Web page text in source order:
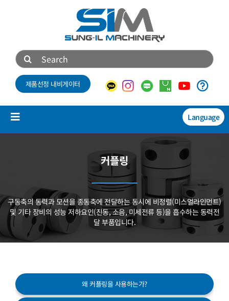
기
검
색:
제품선정 내비게이터
Toggle
기술자료
회사소개
고객센터
Language
커플링
구동축의 동력과 모션을 종동축에 전달하는 동시에 비정렬(미스얼라인먼트)
및 기타 장비의 성능 저하요인(진동, 소음, 미세전류 등)을 흡수하는 동력전
달 부품입니다.
왜 커플링을 사용하는가?